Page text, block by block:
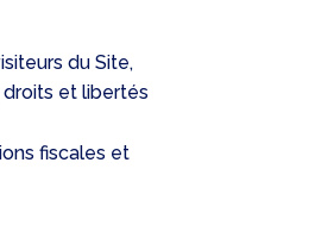
du Site,
droits et libertés
fiscales et